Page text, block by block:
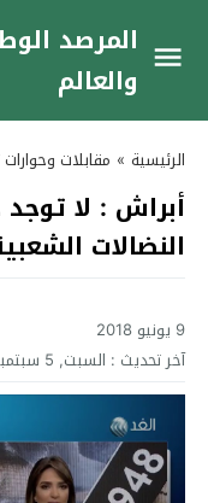
المرصد
والعالم
الرئيسية » مقابلات وحوارات
أبراش : لا
النضالات
9 يونيو 2018
آخر تحديث : السبت, 5 سبتمبر, 2020 - 10:46 صباحًا